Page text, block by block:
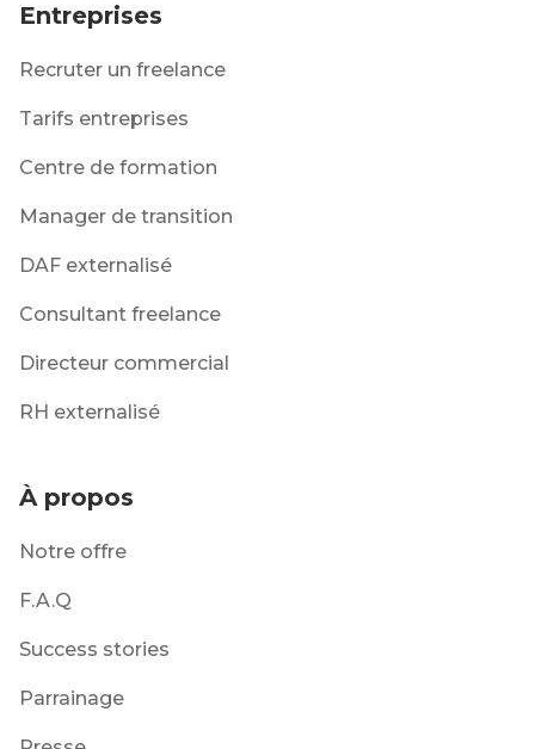
Entreprises
Recruter un freelance
Tarifs entreprises
Centre de formation
Manager de transition
DAF externalisé
Consultant freelance
Directeur commercial
RH externalisé
À propos
Notre offre
F.A.Q
Success stories
Parrainage